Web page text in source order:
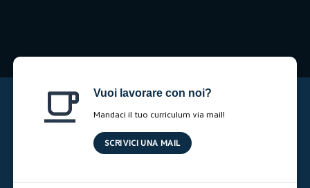
Vuoi lavorare con noi?
Mandaci il tuo curriculum via mail!
SCRIVICI UNA MAIL